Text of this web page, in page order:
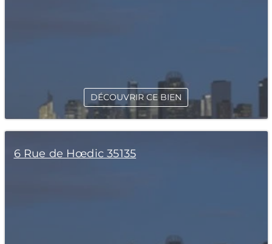
DÉCOUVRIR CE BIEN
6 Rue de Hœdic 35135